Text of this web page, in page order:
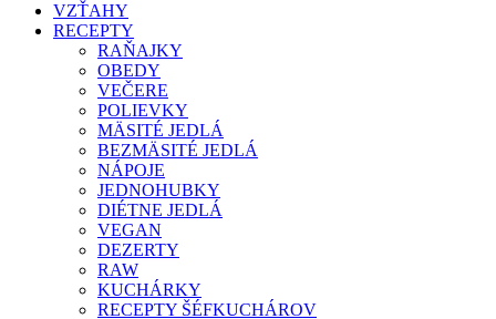
VZŤAHY
RECEPTY
RAŇAJKY
OBEDY
VEČERE
POLIEVKY
MÄSITÉ JEDLÁ
BEZMÄSITÉ JEDLÁ
NÁPOJE
JEDNOHUBKY
DIÉTNE JEDLÁ
VEGAN
DEZERTY
RAW
KUCHÁRKY
RECEPTY ŠÉFKUCHÁROV